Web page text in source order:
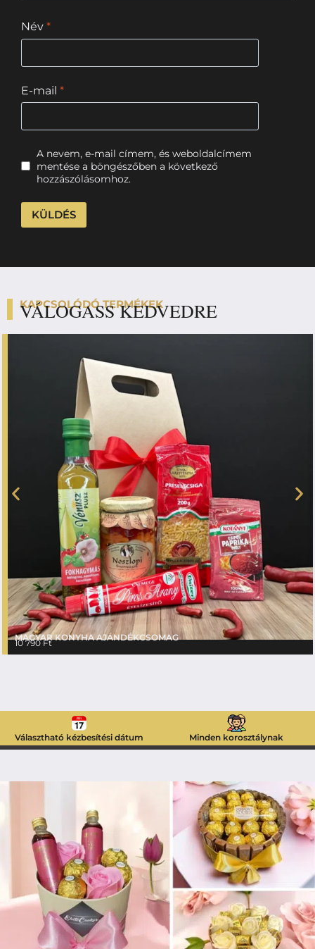
Név *
E-mail *
A nevem, e-mail címem, és weboldalcímem
mentése a böngészőben a következő
hozzászólásomhoz.
KAPCSOLÓDÓ TERMÉKEK
VÁLOGASS KEDVEDRE
MAGYAR KONYHA AJÁNDÉKCSOMAG
10 790Ft
Választható kézbesítési dátum Minden korosztálynak